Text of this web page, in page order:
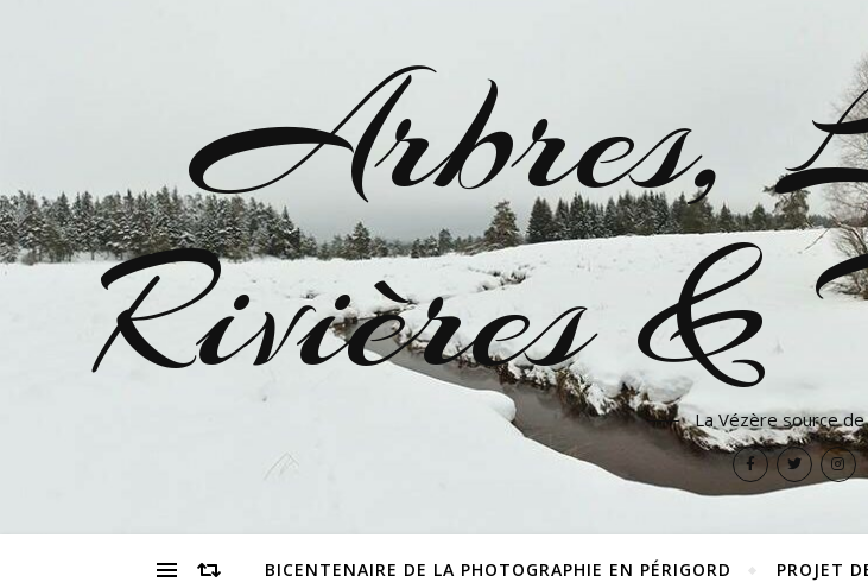
Arbres,
Rivières &
La Vézère source
BICENTENAIRE DE LA PHOTOGRAPHIE EN PÉRIGORD PROJET